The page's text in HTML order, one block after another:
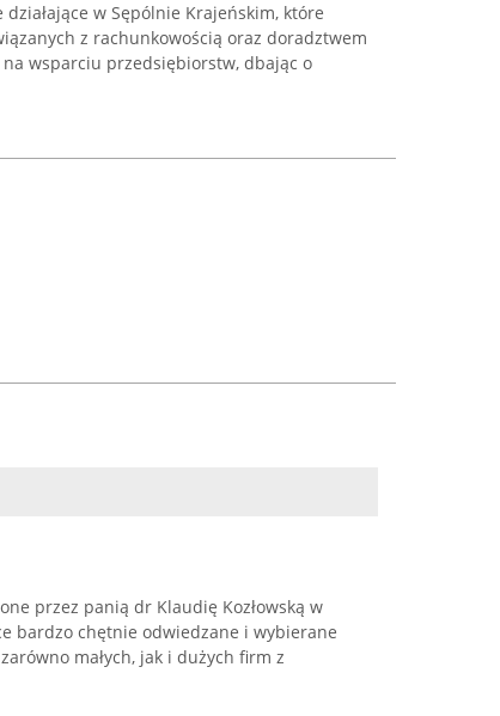
w Sępólnie Krajeńskim, które
z rachunkowością oraz doradztwem
wsparciu przedsiębiorstw, dbając o
przez panią dr Klaudię Kozłowską w
bardzo chętnie odwiedzane i wybierane
małych, jak i dużych firm z